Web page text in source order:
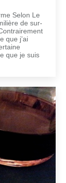
Selon Le
de sur-
que j’ai
que je suis